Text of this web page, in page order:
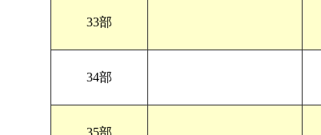
33部
34部
35部